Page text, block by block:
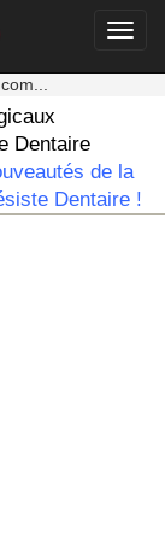
Dentaire
de la
Dentaire !